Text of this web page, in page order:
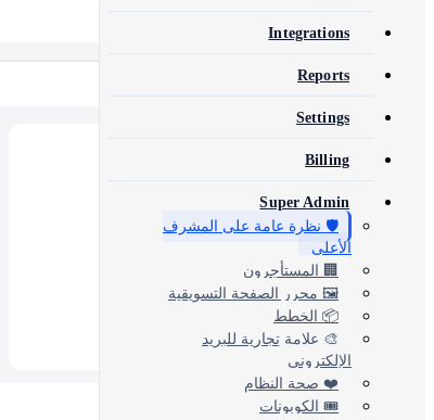
Concord CRM
📊
Assets, inventory & more
📂 View All 10+ Modules →
Integrations
Reports
Settings
Billing
Super Admin
🛡️ نظرة عامة على المشرف
الأعلى
🏢 المستأجرون
🖼️ محرر الصفحة التسويقية
📦 الخطط
🎨 علامة تجارية للبريد
الإلكتروني
❤️ صحة النظام
🎟️ الكوبونات